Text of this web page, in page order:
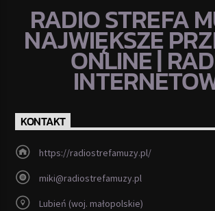
RADIO STREFA
NAJWIĘKSZE
ONLINE |
KONTAKT
https://radiostrefamuzy.pl/
miki@radiostrefamuzy.pl
Lubień (woj. małopolskie)